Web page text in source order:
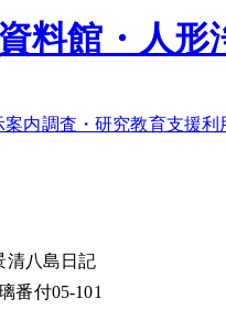
料館・人形
案内調査・研究教育支援利
清八島日記
番付05-101